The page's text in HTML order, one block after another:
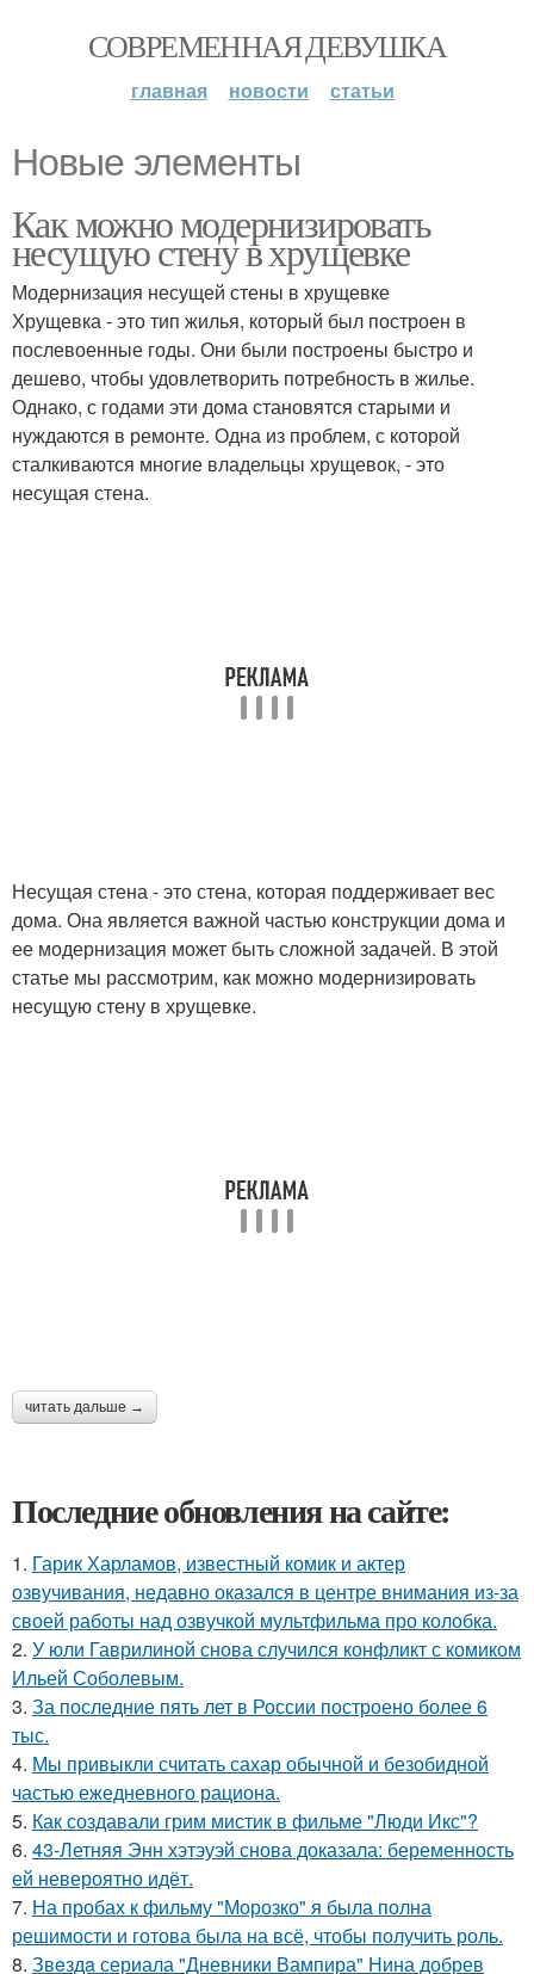
СОВРЕМЕННАЯ ДЕВУШКА
главная новости статьи
Новые элементы
Как можно модернизировать
несущую стену в хрущевке
Модернизация несущей стены в хрущевке
Хрущевка - это тип жилья, который был построен в
послевоенные годы. Они были построены быстро и
дешево, чтобы удовлетворить потребность в жилье.
Однако, с годами эти дома становятся старыми и
нуждаются в ремонте. Одна из проблем, с которой
сталкиваются многие владельцы хрущевок, - это
несущая стена.
Несущая стена - это стена, которая поддерживает вес
дома. Она является важной частью конструкции дома и
ее модернизация может быть сложной задачей. В этой
статье мы рассмотрим, как можно модернизировать
несущую стену в хрущевке.
читать дальше →
Последние обновления на сайте:
1. Гарик Харламов, известный комик и актер
озвучивания, недавно оказался в центре внимания из-за
своей работы над озвучкой мультфильма про колобка.
2. У юли Гаврилиной снова случился конфликт с комиком
Ильей Соболевым.
3. За последние пять лет в России построено более 6
тыс.
4. Мы привыкли считать сахар обычной и безобидной
частью ежедневного рациона.
5. Как создавали грим мистик в фильме "Люди Икс"?
6. 43-Летняя Энн хэтэуэй снова доказала: беременность
ей невероятно идёт.
7. На пробах к фильму "Морозко" я была полна
решимости и готова была на всё, чтобы получить роль.
8. Звeздa сериала "Дневники Вампира" Нина добрев